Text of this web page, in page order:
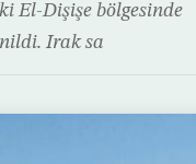
El-Dişişe bölgesinde
Irak sa